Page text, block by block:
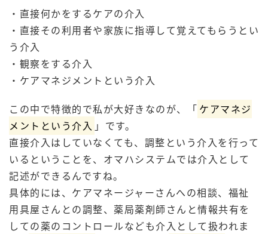
・直接何かをするケアの介入
・直接その利用者や家族に指導して覚えてもらうとい
う介入
・観察をする介入
・ケアマネジメントという介入
この中で特徴的で私が大好きなのが、「 ケアマネジ
メントという介入 」です。
直接介入はしていなくても、調整という介入を行って
いるということを、オマハシステムでは介入として
記述ができるんですね。
具体的には、ケアマネージャーさんへの相談、福祉
用具屋さんとの調整、薬局薬剤師さんと情報共有を
しての薬のコントロールなども介入として扱われま